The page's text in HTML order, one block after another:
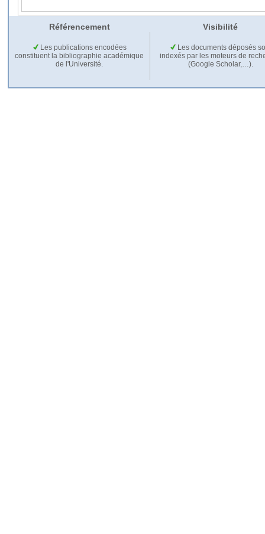
Référencement Visibilité
Les publications encodées
constituent la bibliographie académique
de l'Université.
Les documents déposés
indexés par les moteurs de
(Google Scholar,…).